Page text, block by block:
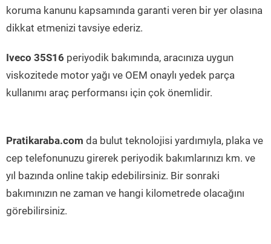
koruma kanunu kapsamında garanti veren bir yer olasına
dikkat etmenizi tavsiye ederiz.
Iveco 35S16 periyodik bakımında, aracınıza uygun
viskozitede motor yağı ve OEM onaylı yedek parça
kullanımı araç performansı için çok önemlidir.
Pratikaraba.com da bulut teknolojisi yardımıyla, plaka ve
cep telefonunuzu girerek periyodik bakımlarınızı km. ve
yıl bazında online takip edebilirsiniz. Bir sonraki
bakımınızın ne zaman ve hangi kilometrede olacağını
görebilirsiniz.